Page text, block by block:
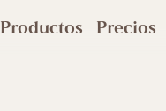
Productos Precios